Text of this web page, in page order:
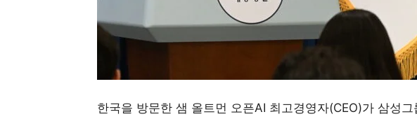
한국을 방문한 샘 올트먼 오픈AI 최고경영자(CEO)가 삼성